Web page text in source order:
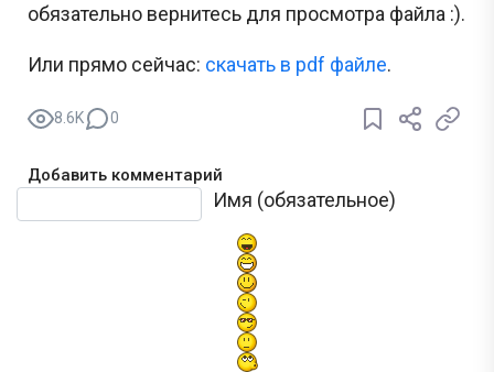
обязательно вернитесь для просмотра файла :).
Или прямо сейчас: cкачать в pdf файле.
8.6K 0
Добавить комментарий
Имя (обязательное)
Текст комментария